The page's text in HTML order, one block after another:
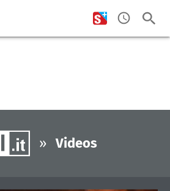
» Videos